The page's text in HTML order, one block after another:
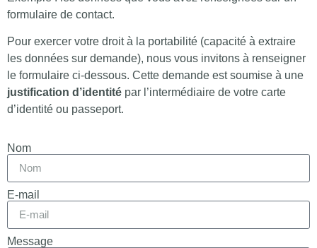
formulaire de contact.
Pour exercer votre droit à la portabilité (capacité à extraire
les données sur demande), nous vous invitons à renseigner
le formulaire ci-dessous. Cette demande est soumise à une
justification d’identité par l’intermédiaire de votre carte
d’identité ou passeport.
Nom
E-mail
Message